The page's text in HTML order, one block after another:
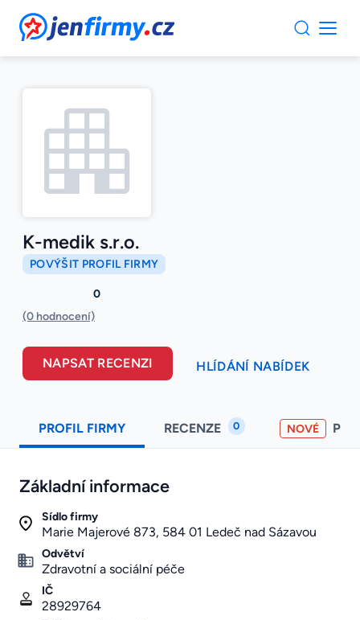
JenFirmy.cz
K-medik s.r.o.
POVÝŠIT PROFIL FIRMY
0
(0 hodnocení)
NAPSAT RECENZI HLÍDÁNÍ NABÍDEK
PROFIL FIRMY RECENZE 0 NOVÉ
Základní informace
Sídlo firmy
Marie Majerové 873, 584 01 Ledeč nad Sázavou
Odvětví
Zdravotní a sociální péče
IČ
28929764